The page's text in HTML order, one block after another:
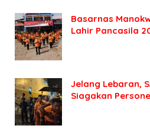
Basarnas
Lahir Pancasila
Jelang Lebaran,
Siagakan